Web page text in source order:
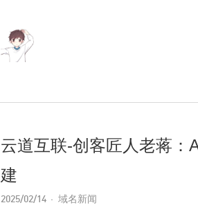
云道互联-创客匠人老蒋：
建
2025/02/14 域名新闻